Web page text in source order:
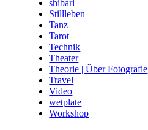
shibari
Stillleben
Tanz
Tarot
Technik
Theater
Theorie | Über Fotografie
Travel
Video
wetplate
Workshop